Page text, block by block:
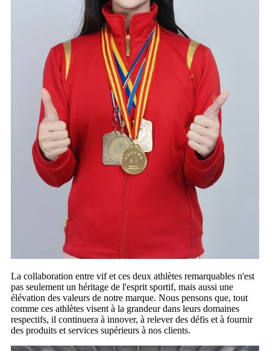
La collaboration entre vif et ces deux athlètes remarquables n'est
pas seulement un héritage de l'esprit sportif, mais aussi une
élévation des valeurs de notre marque. Nous pensons que, tout
comme ces athlètes visent à la grandeur dans leurs domaines
respectifs, il continuera à innover, à relever des défis et à fournir
des produits et services supérieurs à nos clients.